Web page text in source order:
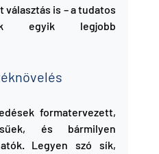
is – a tudatos
egyik legjobb
formatervezett,
és bármilyen
Legyen szó sík,